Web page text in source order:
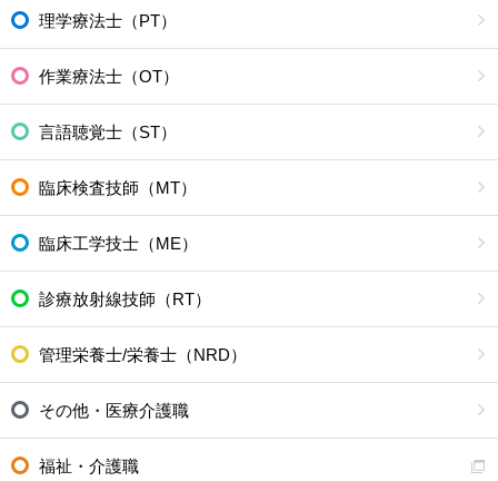
理学療法士（PT）
作業療法士（OT）
言語聴覚士（ST）
臨床検査技師（MT）
臨床工学技士（ME）
診療放射線技師（RT）
管理栄養士/栄養士（NRD）
その他・医療介護職
福祉・介護職